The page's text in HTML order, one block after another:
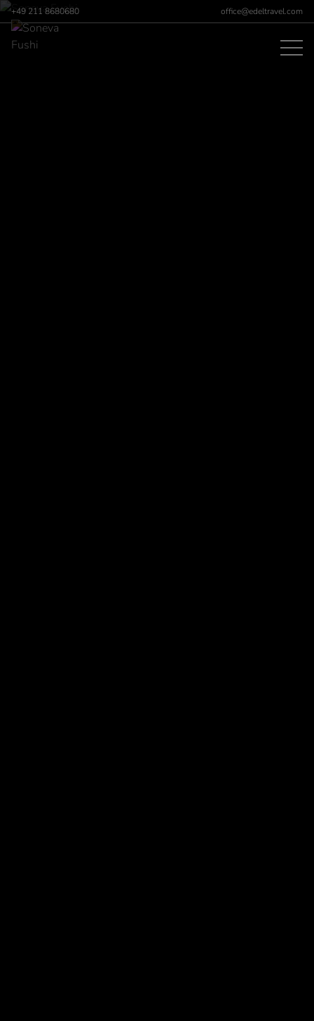
+49 211 8680680 office@edeltravel.com